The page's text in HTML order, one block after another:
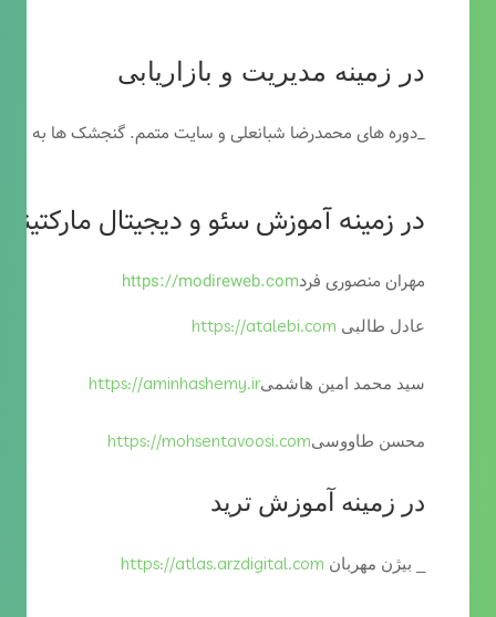
در زمینه مدیریت و بازاریابی
_دوره های محمدرضا شبانعلی و سایت متمم. گنجشک ها به
در زمینه آموزش سئو و دیجیتال
مهران منصوری فردhttps://modireweb.com
عادل طالبی https://atalebi.com
سید محمد امین هاشمیhttps://aminhashemy.ir
محسن طاووسیhttps://mohsentavoosi.com
در زمینه آموزش ترید
_ بیژن مهربان https://atlas.arzdigital.com